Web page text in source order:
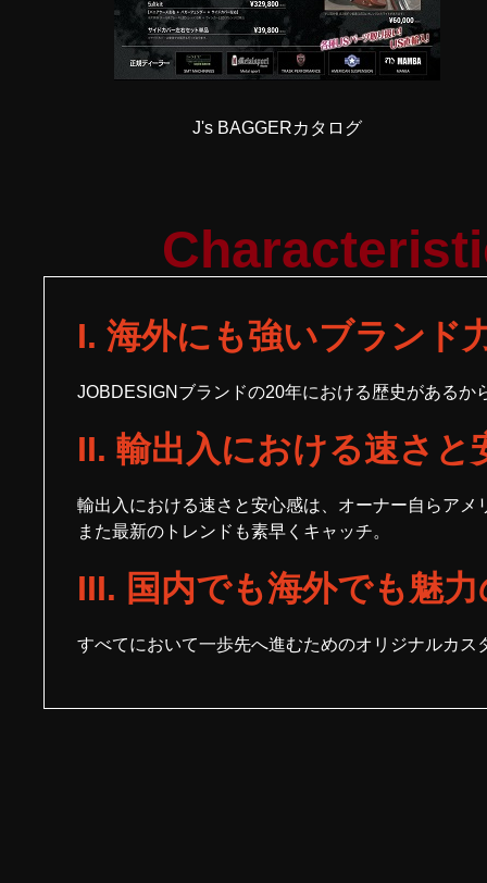
J's BAGGERカタログ
I. 海外にも強いブランド
JOBDESIGNブランドの20年における歴史があるか
II. 輸出入における速さと
輸出入における速さと安心感は、オーナー自らア
また最新のトレンドも素早くキャッチ。
III. 国内でも海外でも魅
すべてにおいて一歩先へ進むためのオリジナルカス